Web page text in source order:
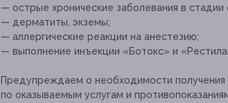
— острые хронические заболевания в стадии
— дерматиты, экземы;
— аллергические реакции на анестезию;
— выполнение инъекции «Ботокс» и
Предупреждаем о необходимости получения
по оказываемым услугам и